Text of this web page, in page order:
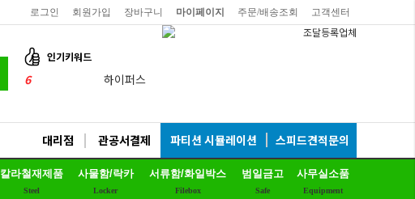
로그인 회원가입 장바구니 마이페이지 주문/배송조회 고객센터
인기키워드
6
하이퍼스
비플러스의자
9
연수용테이블
10
예스체어회의용
대리점 관공서결제 파티션 시뮬레이션 스피드견적문의
칼라철재제품
Steel
사물함/락카
Locker
서류함/화일박스
Filebox
범일금고
Safe
사무실소품
Equipment